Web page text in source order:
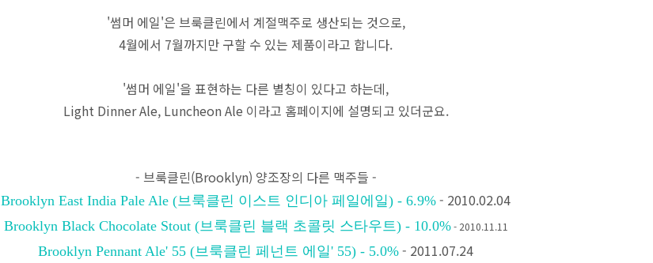
'썸머 에일'은 브룩클린에서 계절맥주로 생산되는 것으로,
4월에서 7월까지만 구할 수 있는 제품이라고 합니다.
'썸머 에일'을 표현하는 다른 별칭이 있다고 하는데,
Light Dinner Ale, Luncheon Ale 이라고 홈페이지에 설명되고 있더군요.
- 브룩클린(Brooklyn) 양조장의 다른 맥주들 -
Brooklyn East India Pale Ale (브룩클린 이스트 인디아 페일에일) - 6.9% - 2010.02.04
Brooklyn Black Chocolate Stout (브룩클린 블랙 초콜릿 스타우트) - 10.0%- 2010.11.11
Brooklyn Pennant Ale' 55 (브룩클린 페넌트 에일' 55) - 5.0% - 2011.07.24